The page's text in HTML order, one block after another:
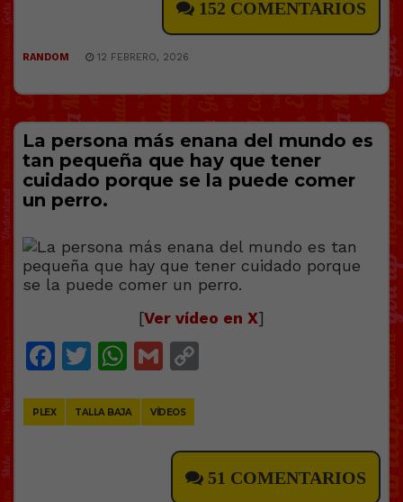
152 COMENTARIOS
RANDOM 12 FEBRERO, 2026
La persona más enana del mundo es
tan pequeña que hay que tener
cuidado porque se la puede comer
un perro.
[Ver vídeo en X]
Facebook
Twitter
WhatsApp
Gmail
PLEX TALLA BAJA VÍDEOS
51 COMENTARIOS